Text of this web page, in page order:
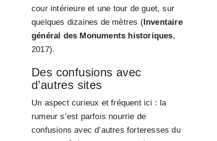
cour intérieure et une tour de guet, sur
quelques dizaines de mètres (Inventaire
général des Monuments historiques,
2017).
Des confusions avec
d’autres sites
Un aspect curieux et fréquent ici : la
rumeur s’est parfois nourrie de
confusions avec d’autres forteresses du